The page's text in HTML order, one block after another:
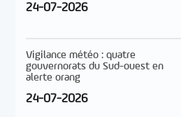
24-07-2026
Vigilance météo : quatre
gouvernorats du Sud-ouest en
alerte orang
24-07-2026